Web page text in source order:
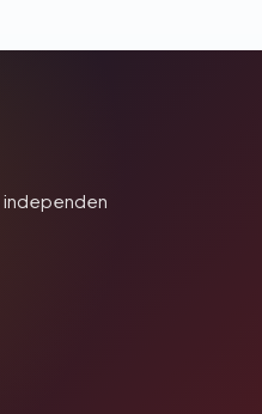
independen